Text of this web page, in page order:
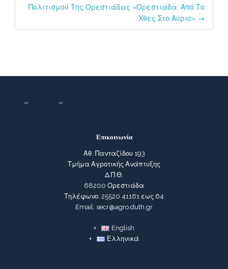
Πολιτισμού Της Ορεστιάδας «Ορεστιάδα: Από Το
Χθες Στο Αύριο» →
Επικοινωνία
Αθ. Πανταζίδου 193
Τμήμα Αγροτικής Ανάπτυξης
Δ.Π.Θ,
68200 Ορεστιάδα
Τηλέφωνο: 25520 41161 εως 64
Email: secr@agro.duth.gr
English
Ελληνικά